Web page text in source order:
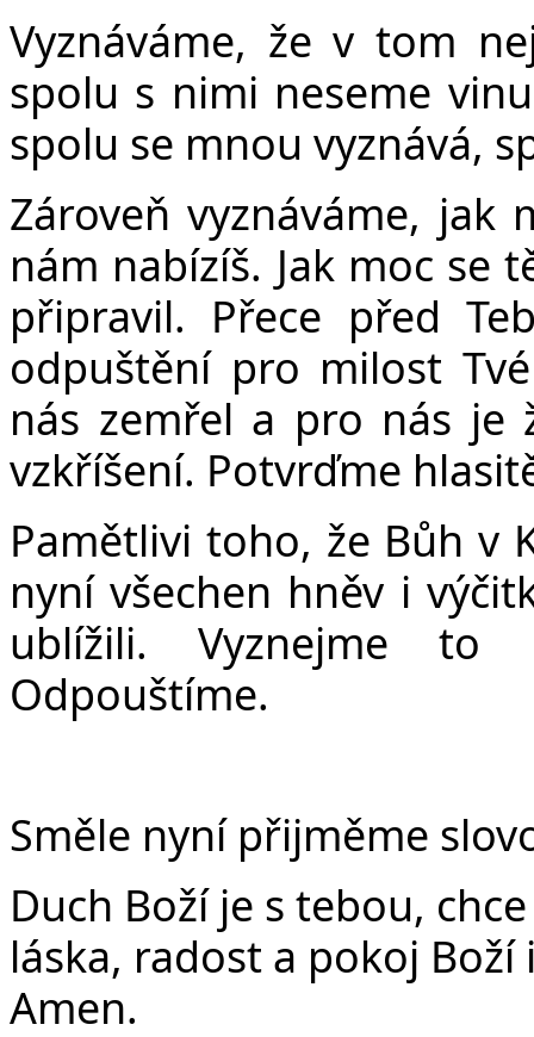
Vyznáváme, že v tom
spolu s nimi neseme
spolu se mnou vyznává,
Zároveň vyznáváme,
nám nabízíš. Jak moc se
připravil. Přece před
odpuštění pro milost
nás zemřel a pro nás je
vzkříšení. Potvrďme
Pamětlivi toho, že Bůh v
nyní všechen hněv i
ublížili. Vyznejme to
Odpouštíme.
Směle nyní přijměme
Duch Boží je s tebou,
láska, radost a pokoj
Amen.